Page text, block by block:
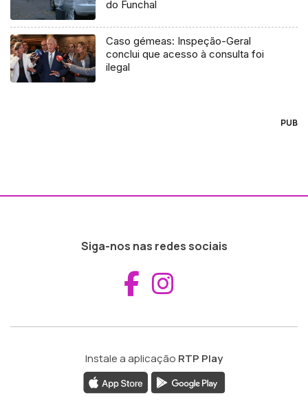
do Funchal
Caso gémeas: Inspeção-Geral
conclui que acesso à consulta foi
ilegal
PUB
Siga-nos nas redes sociais
Aceder ao
Instale a aplicação RTP Play